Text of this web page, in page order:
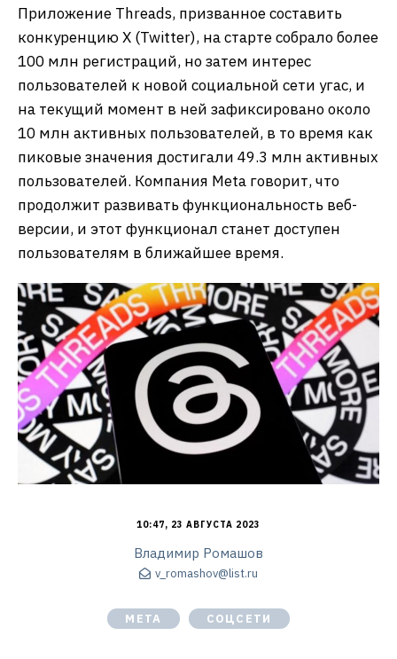
Приложение Threads, призванное составить
конкуренцию X (Twitter), на старте собрало более
100 млн регистраций, но затем интерес
пользователей к новой социальной сети угас, и
на текущий момент в ней зафиксировано около
10 млн активных пользователей, в то время как
пиковые значения достигали 49.3 млн активных
пользователей. Компания Meta говорит, что
продолжит развивать функциональность веб-
версии, и этот функционал станет доступен
пользователям в ближайшее время.
10:47, 23 АВГУСТА 2023
Владимир Ромашов
v_romashov@list.ru
META СОЦСЕТИ